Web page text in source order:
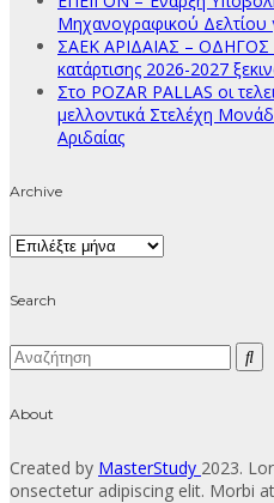
Μηχανογραφικού Δελτίου
ΣΑΕΚ ΑΡΙΔΑΙΑΣ –
κατάρτισης 2026-2027
Στο POZAR PALLAS οι
μελλοντικά Στελέχη
Αριδαίας
Archive
Archive
Search
About
Created by MasterStudy 2023.
onsectetur adipiscing elit. Morbi